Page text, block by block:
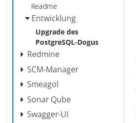
Readme
Entwicklung
Upgrade des
PostgreSQL-Dogus
Redmine
SCM-Manager
Smeagol
Sonar Qube
Swagger-UI